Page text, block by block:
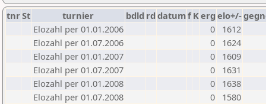
tnrSt turnier bdld rd datumf Kerg elo+/-
Elozahl per 01.01.2006
0
1612
Elozahl per 01.07.2006
0
1624
Elozahl per 01.01.2007
0
1609
Elozahl per 01.07.2007
0
1631
Elozahl per 01.01.2008
0
1638
Elozahl per 01.07.2008
0
1580